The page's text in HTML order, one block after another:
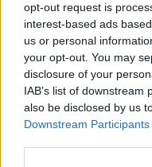
opt-out request is
interest-based ads
us or personal
your opt-out. You may
disclosure of your
IAB’s list of
also be disclosed by us
Downstream Participants
Staks: Πώς μια cool
ρίζωσε) σε ένα
Από brunch μέχρι
στο κύμα: Γιατί στο
(και) για το φαγητό του